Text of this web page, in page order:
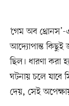
‘গেম অব থ্রোনস’-
আদ্যোপান্ত কিছুই
ছিল। ধারণা করা
ঘটনায় চলে যাবে
দেয়, সেই